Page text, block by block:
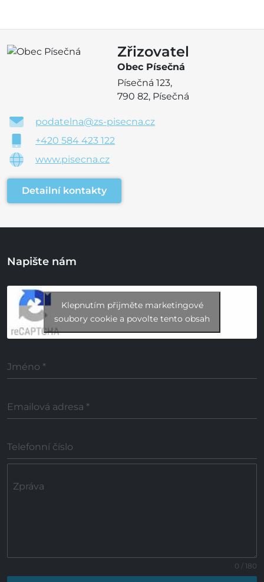
Zřizovatel
Obec Písečná
Písečná 123,
790 82, Písečná
podatelna@zs-pisecna.cz
+420 584 423 122
www.pisecna.cz
Detailní kontakty
Napište nám
Klepnutím přijměte marketingové
soubory cookie a povolte tento obsah
Jméno *
Emailová adresa *
Telefonní číslo
Zpráva
0 / 180